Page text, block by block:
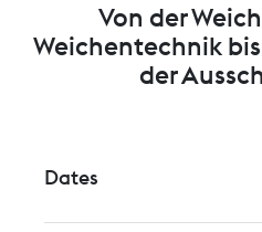
Von der
Weichentechnik
der
Dates